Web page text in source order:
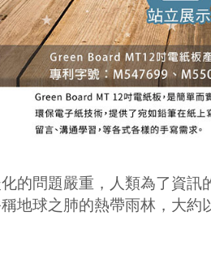
的問題嚴重，人類為了資
地球之肺的熱帶雨林，大約